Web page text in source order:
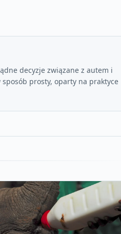
decyzje związane z autem i
prosty, oparty na praktyce